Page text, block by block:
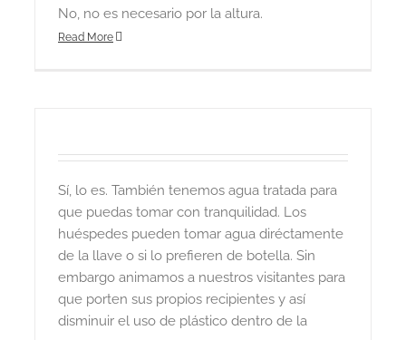
No, no es necesario por la altura.
Read More
Sí, lo es. También tenemos agua tratada para
que puedas tomar con tranquilidad. Los
huéspedes pueden tomar agua diréctamente
de la llave o si lo prefieren de botella. Sin
embargo animamos a nuestros visitantes para
que porten sus propios recipientes y así
disminuir el uso de plástico dentro de la